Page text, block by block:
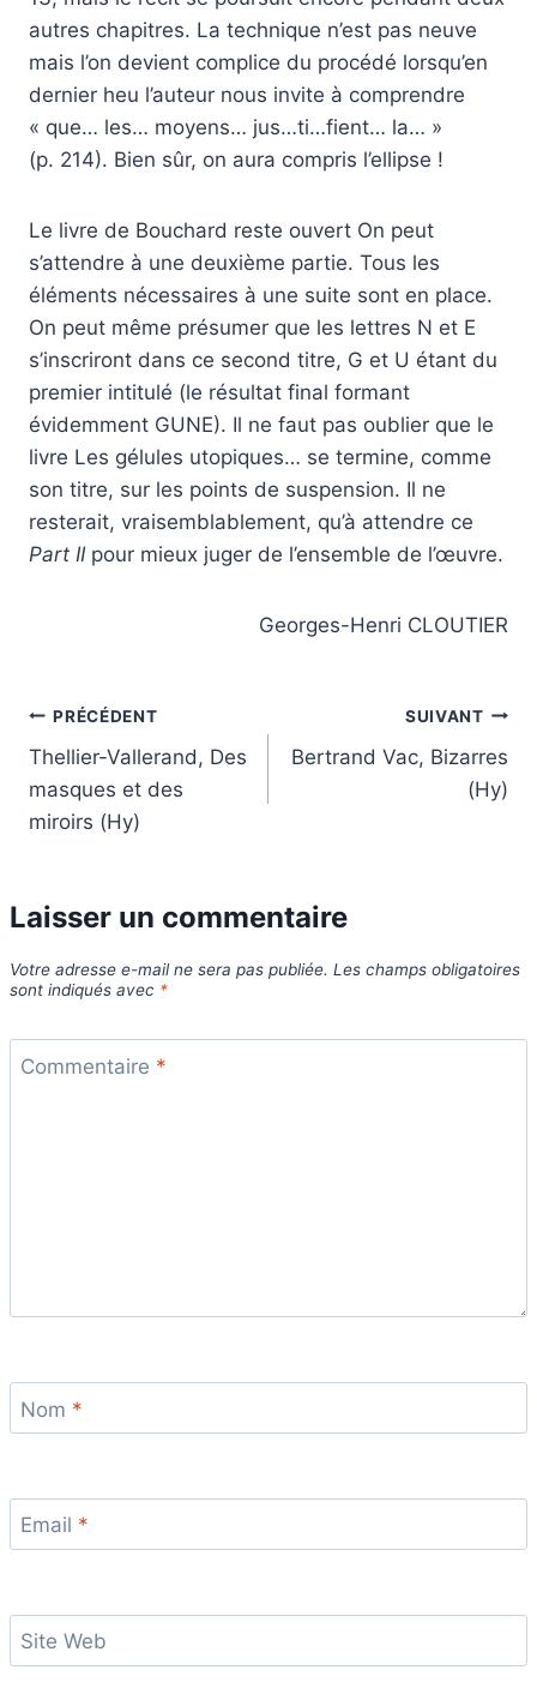
autres chapitres. La technique n’est pas neuve
mais l’on devient complice du procédé lorsqu’en
dernier heu l’auteur nous invite à comprendre
« que… les… moyens… jus…ti…fient… la… »
(p. 214). Bien sûr, on aura compris l’ellipse !
Le livre de Bouchard reste ouvert On peut
s’attendre à une deuxième partie. Tous les
éléments nécessaires à une suite sont en place.
On peut même présumer que les lettres N et E
s’inscriront dans ce second titre, G et U étant du
premier intitulé (le résultat final formant
évidemment GUNE). Il ne faut pas oublier que le
livre Les gélules utopiques… se termine, comme
son titre, sur les points de suspension. Il ne
resterait, vraisemblablement, qu’à attendre ce
Part IIpour mieux juger de l’ensemble de l’œuvre.
Georges-Henri CLOUTIER
Navigation
de
l’article
PRÉCÉDENT
Thellier-Vallerand, Des
masques et des
miroirs (Hy)
SUIVANT
Bertrand Vac, Bizarres
(Hy)
Laisser un commentaire
Votre adresse e-mail ne sera pas publiée. Les champs obligatoires
sont indiqués avec *
Commentaire *
Nom *
Email *
Site Web